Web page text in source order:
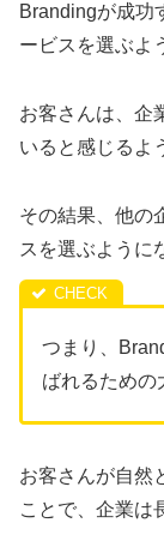
Brandingが成功
ービスを選ぶよ
お客さんは、企
いると感じるよ
その結果、他の
スを選ぶように
つまり、
ばれるための
お客さんが自然
ことで、企業は